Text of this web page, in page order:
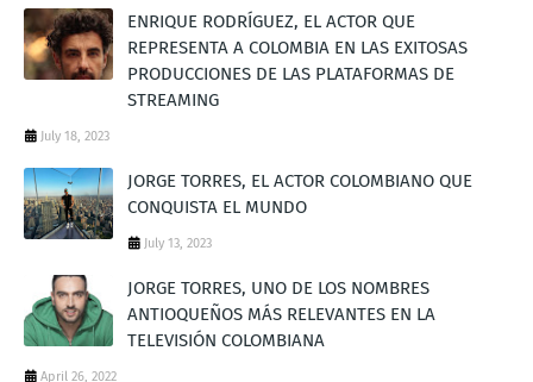
ENRIQUE RODRÍGUEZ, EL ACTOR QUE
REPRESENTA A COLOMBIA EN LAS EXITOSAS
PRODUCCIONES DE LAS PLATAFORMAS DE
STREAMING
July 18, 2023
JORGE TORRES, EL ACTOR COLOMBIANO QUE
CONQUISTA EL MUNDO
July 13, 2023
JORGE TORRES, UNO DE LOS NOMBRES
ANTIOQUEÑOS MÁS RELEVANTES EN LA
TELEVISIÓN COLOMBIANA
April 26, 2022